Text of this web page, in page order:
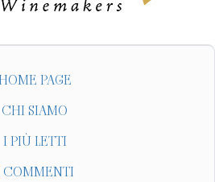
PAGE
CHI SIAMO
I PIÙ LETTI
COMMENTI